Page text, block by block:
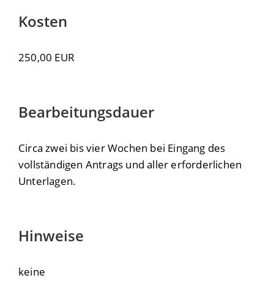
Kosten
250,00 EUR
Bearbeitungsdauer
Circa zwei bis vier Wochen bei Eingang des
vollständigen Antrags und aller erforderlichen
Unterlagen.
Hinweise
keine